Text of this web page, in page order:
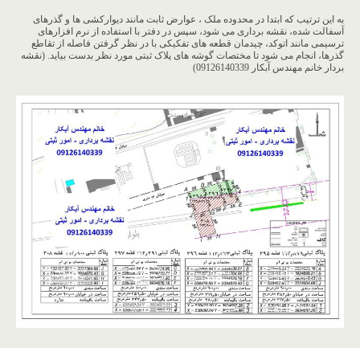
به این ترتیب که ابتدا در محدوده ملک ، عوارض ثابت مانند دیوارکشی ها و گذرهای
آسفالت شده، نقشه برداری می شود، سپس در دفتر با استفاده از نرم افزارهای
ترسیمی مانند اتوکد، چیدمان قطعه های تفکیکی با در نظر گرفتن فاصله از تقاطع
گذرها، انجام می شود تا مختصات گوشه های پلاک ثبتی مورد نظر بدست بیاید. (نقشه
بردار خانم مهندس آبکار 09126140339)